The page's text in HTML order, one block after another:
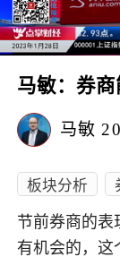
马敏：券
马敏
板块分析
节前券商的表
有机会的，这